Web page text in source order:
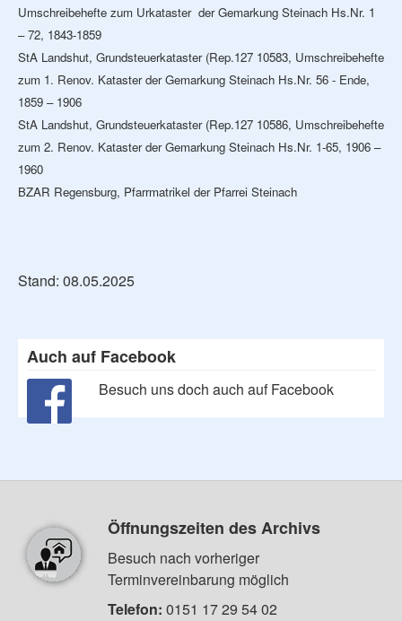
Umschreibehefte zum Urkataster der Gemarkung Steinach Hs.Nr. 1
– 72, 1843-1859
StA Landshut, Grundsteuerkataster (Rep.127 10583, Umschreibehefte
zum 1. Renov. Kataster der Gemarkung Steinach Hs.Nr. 56 - Ende,
1859 – 1906
StA Landshut, Grundsteuerkataster (Rep.127 10586, Umschreibehefte
zum 2. Renov. Kataster der Gemarkung Steinach Hs.Nr. 1-65, 1906 –
1960
BZAR Regensburg, Pfarrmatrikel der Pfarrei Steinach
Stand: 08.05.2025
Auch auf Facebook
Besuch uns doch auch auf Facebook
Öffnungszeiten des Archivs
Besuch nach vorheriger
Terminvereinbarung möglich
Telefon: 0151 17 29 54 02